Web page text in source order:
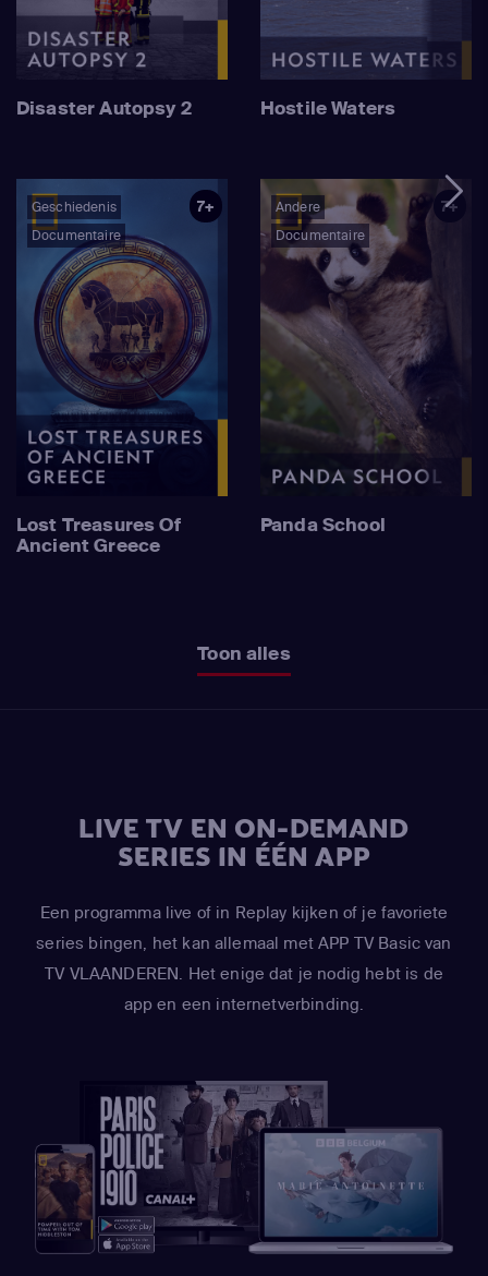
Disaster Autopsy 2 Hostile Waters
Geschiedenis
Documentaire
7+
Lost Treasures Of
Ancient Greece
Andere
Documentaire
7+
Panda School
Toon alles
LIVE TV EN ON-DEMAND
SERIES IN ÉÉN APP
Een programma live of in Replay kijken of je favoriete
series bingen, het kan allemaal met APP TV Basic van
TV VLAANDEREN. Het enige dat je nodig hebt is de
app en een internetverbinding.